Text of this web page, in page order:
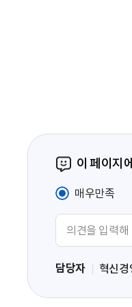
이 페이지
매우만족
력
담당자 혁신